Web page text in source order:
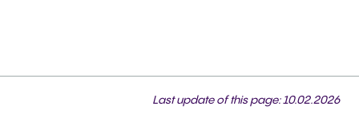
Last update of this page: 10.02.2026